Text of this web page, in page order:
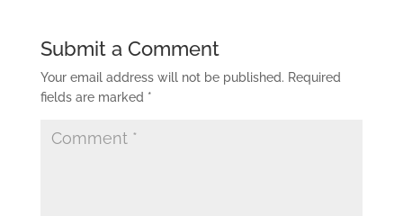
Submit a Comment
Your email address will not be published. Required
fields are marked *